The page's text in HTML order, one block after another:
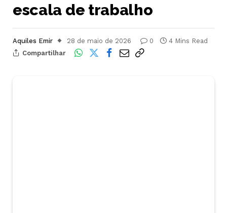
escala de trabalho
Aquiles Emir 28 de maio de 2026 0
4 Mins Read
Compartilhar